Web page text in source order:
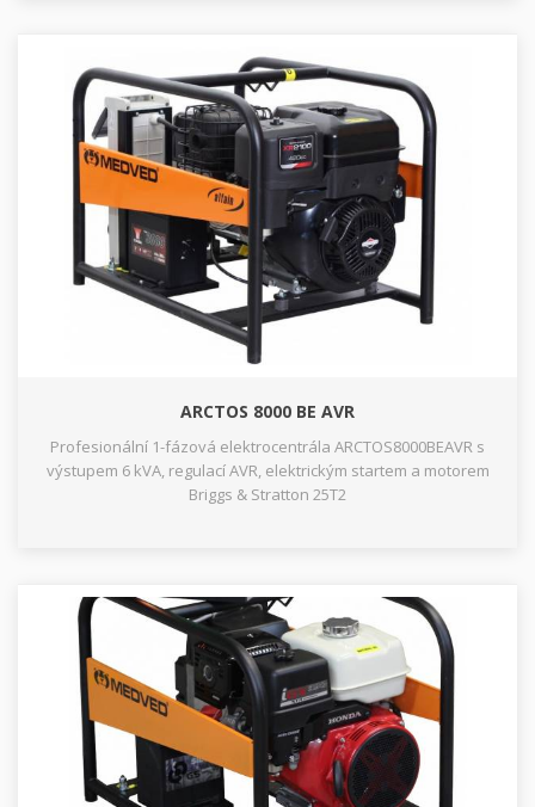
ARCTOS 8000 BE AVR
Profesionální 1-fázová elektrocentrála ARCTOS8000BEAVR s
výstupem 6 kVA, regulací AVR, elektrickým startem a motorem
Briggs & Stratton 25T2